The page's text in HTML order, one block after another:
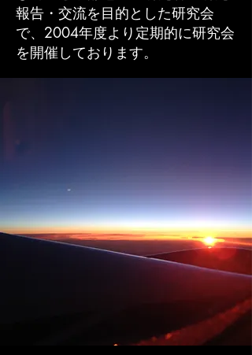
報告・交流を目的とした研究会
で、2004年度より定期的に研究会
を開催しております。